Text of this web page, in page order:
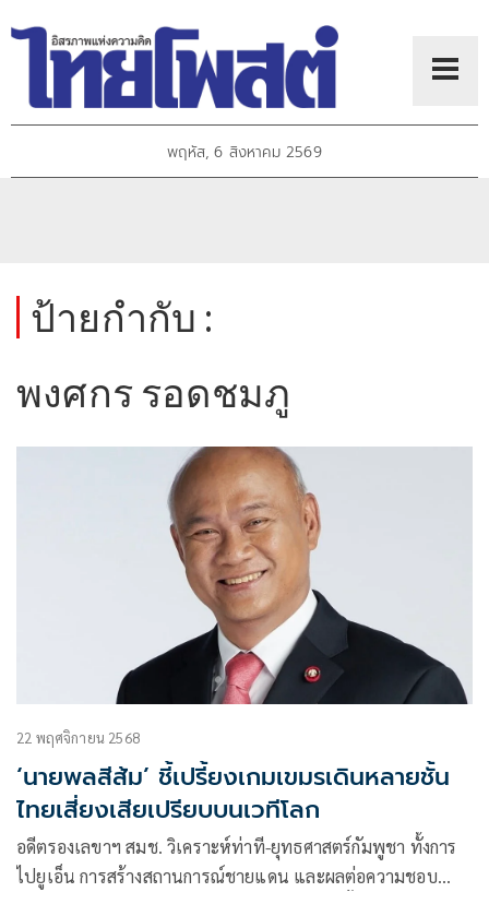
พฤหัส, 6 สิงหาคม 2569
ป้ายกำกับ :
พงศกร รอดชมภู
22 พฤศจิกายน 2568
‘นายพลสีส้ม’ ชี้เปรี้ยงเกมเขมรเดินหลายชั้น
ไทยเสี่ยงเสียเปรียบบนเวทีโลก
อดีตรองเลขาฯ สมช. วิเคราะห์ท่าที-ยุทธศาสตร์กัมพูชา ทั้งการ
ไปยูเอ็น การสร้างสถานการณ์ชายแดน และผลต่อความชอบ